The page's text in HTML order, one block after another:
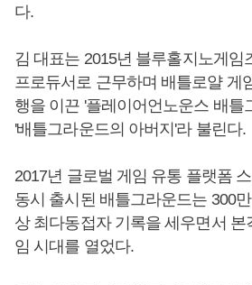
다.
김 대표는 2015년 블루홀지노게임
프로듀서로 근무하며 배틀로얄 게
행을 이끈 '플레이어언노운스 배틀
'배틀그라운드의 아버지'라 불린다.
2017년 글로벌 게임 유통 플랫폼
동시 출시된 배틀그라운드는 300
상 최다동접자 기록을 세우면서 본
임 시대를 열었다.